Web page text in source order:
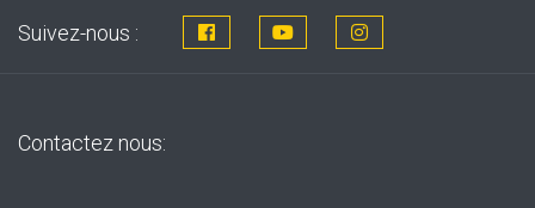
Suivez-nous :
Contactez nous: